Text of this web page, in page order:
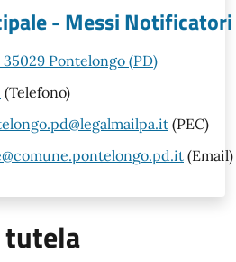
- Messi Notificatori
35029 Pontelongo (PD)
(Telefono)
(PEC)
(Email)